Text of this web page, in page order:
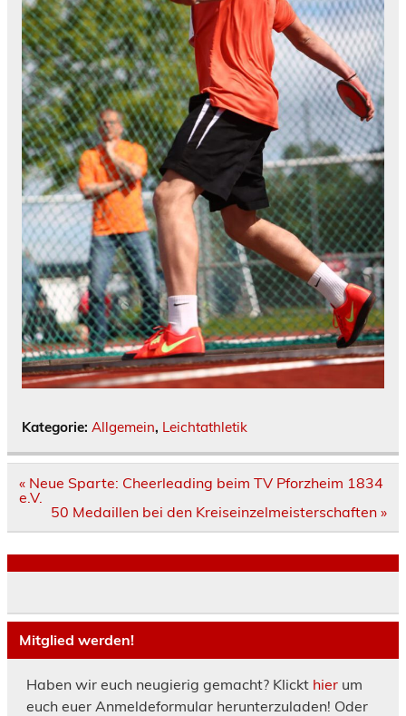
Kategorie: Allgemein, Leichtathletik
Beitragsnavigation
« Neue Sparte: Cheerleading beim TV Pforzheim 1834
e.V.
50 Medaillen bei den Kreiseinzelmeisterschaften »
Mitglied werden!
Haben wir euch neugierig gemacht? Klickt hierum
euch euer Anmeldeformular herunterzuladen! Oder